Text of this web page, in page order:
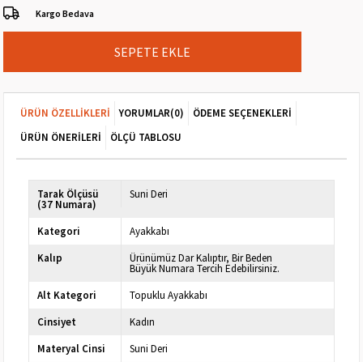
Kargo Bedava
ÜRÜN ÖZELLIKLERI YORUMLAR(0)
ÖDEME SEÇENEKLERI
ÜRÜN ÖNERILERI
ÖLÇÜ TABLOSU
Tarak Ölçüsü
(37 Numara)
Suni Deri
Kategori
Ayakkabı
Kalıp
Ürünümüz Dar Kalıptır, Bir Beden
Büyük Numara Tercih Edebilirsiniz.
Alt Kategori
Topuklu Ayakkabı
Cinsiyet
Kadın
Materyal Cinsi
Suni Deri